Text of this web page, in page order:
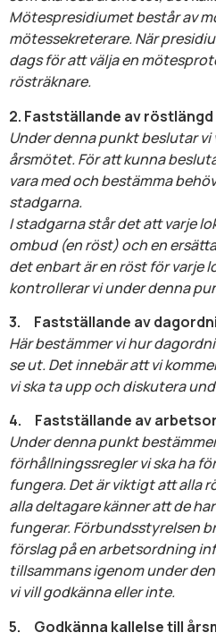
Mötespresidiumet består av
mötessekreterare. När
dags för att välja en
rösträknare.
2. Fastställande av röstlängd
Under denna punkt beslutar
årsmötet. För att kunna
vara med och bestämma
stadgarna.
I stadgarna står det att varje
ombud (en röst) och en
det enbart är en röst för varje
kontrollerar vi under denna
3.
Fastställande av
Här bestämmer vi hur
se ut. Det innebär att vi
vi ska ta upp och diskutera
4.
Fastställande av
Under denna punkt
förhållningssregler vi ska ha
fungera. Det är viktigt att alla
alla deltagare känner att de
fungerar. Förbundsstyrelsen
förslag på en arbetsordning
tillsammans igenom under
vi vill godkänna eller inte.
5.
Godkänna kallelse till